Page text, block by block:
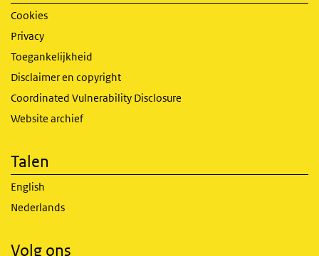
Cookies
Privacy
Toegankelijkheid
Disclaimer en copyright
Coordinated Vulnerability Disclosure
Website archief
Talen
English
Nederlands
Volg ons